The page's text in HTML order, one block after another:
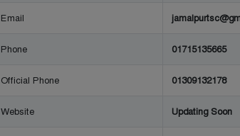
Email
Phone 01715135665
Official Phone 01309132178
Website Updating Soon